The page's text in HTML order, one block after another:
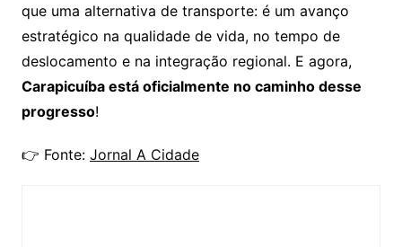
que uma alternativa de transporte: é um avanço
estratégico na qualidade de vida, no tempo de
deslocamento e na integração regional. E agora,
Carapicuíba está oficialmente no caminho desse
progresso!
👉 Fonte: Jornal A Cidade